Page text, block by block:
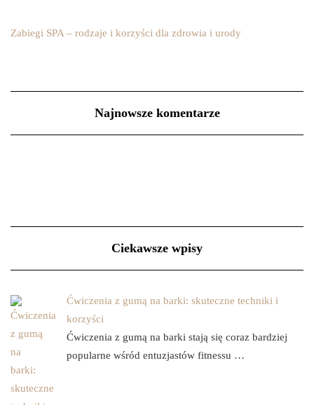
Zabiegi SPA – rodzaje i korzyści dla zdrowia i urody
Najnowsze komentarze
Ciekawsze wpisy
Ćwiczenia z gumą na barki: skuteczne techniki i
korzyści
Ćwiczenia z gumą na barki stają się coraz bardziej
popularne wśród entuzjastów fitnessu …